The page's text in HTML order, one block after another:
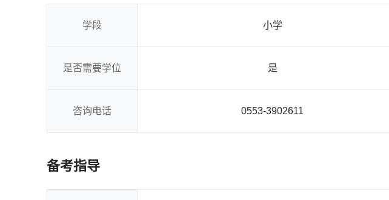
学段 小学
是否需要学位 是
咨询电话 0553-3902611
备考指导